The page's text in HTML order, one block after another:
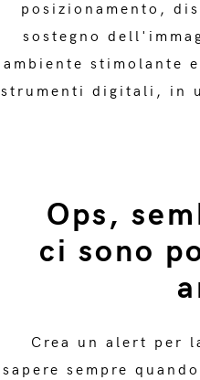
posizionamento,
sostegno
ambiente stimolante
strumenti digitali, in
Ops,
ci sono
Crea un alert per
sapere sempre